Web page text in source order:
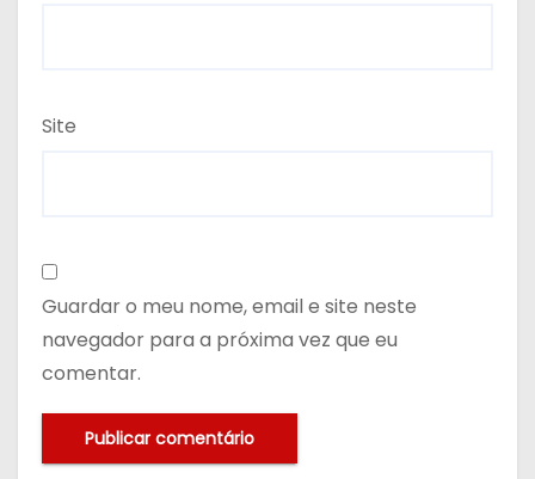
Site
Guardar o meu nome, email e site neste
navegador para a próxima vez que eu
comentar.